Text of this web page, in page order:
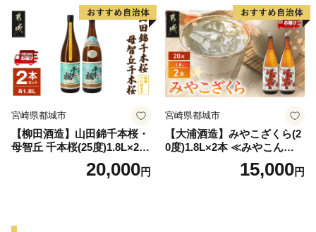
宮崎県都城市
【柳田酒造】山田錦千本桜・
母智丘 千本桜(25度)1.8L×2本
≪みやこんじょ特急便≫_AC
20,000円
宮崎県都城市
【大浦酒造】みやこざくら(2
0度)1.8L×2本 ≪みやこんじょ
特急便≫_MJ-077115,000円